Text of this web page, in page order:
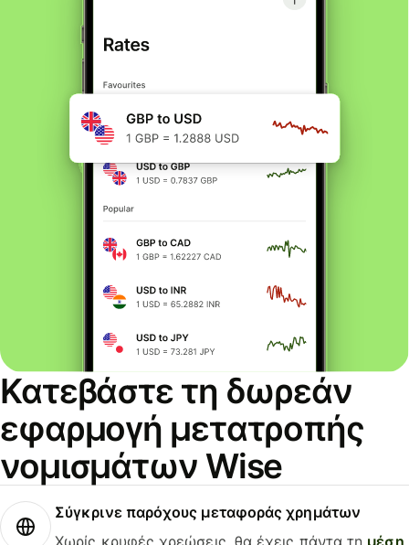
Κατεβάστε τη δωρεάν
εφαρμογή μετατροπής
νομισμάτων Wise
Σύγκρινε παρόχους μεταφοράς χρημάτων
Χωρίς κρυφές χρεώσεις, θα έχεις πάντα τη μέση